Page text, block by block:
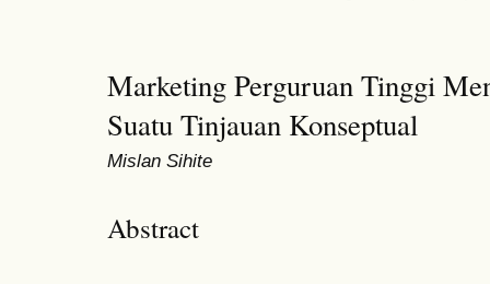
Marketing Perguruan Tinggi
Suatu Tinjauan Konseptual
Mislan Sihite
Abstract